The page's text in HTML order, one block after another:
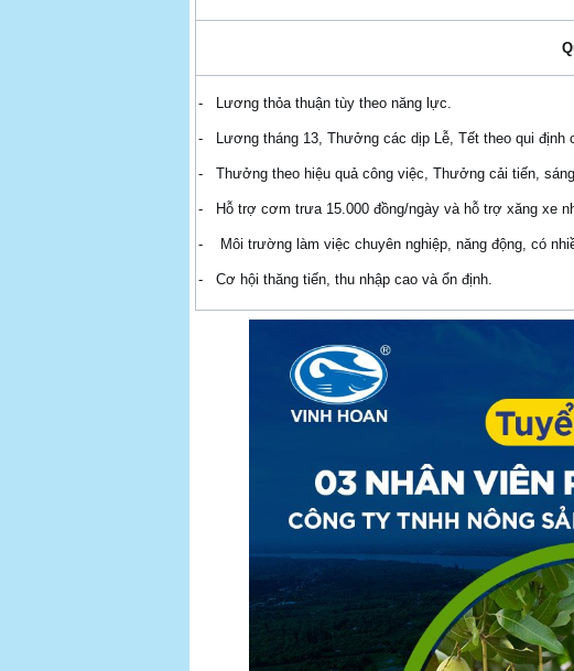
- Lương thỏa thuận tùy theo năng lực.
- Lương tháng 13, Thưởng các dịp Lễ, Tết theo qui định
- Thưởng theo hiệu quả công việc, Thưởng cải tiến,
- Hỗ trợ cơm trưa 15.000 đồng/ngày và hỗ trợ xăng xe
- Môi trường làm việc chuyên nghiệp, năng động, có
- Cơ hội thăng tiến, thu nhập cao và ổn định.